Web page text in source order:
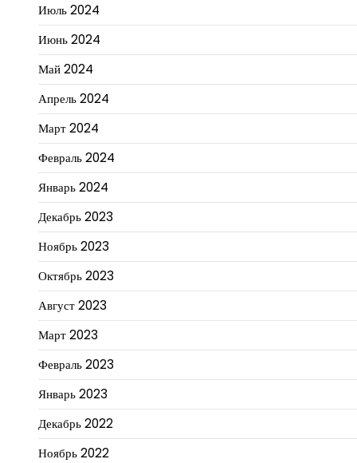
Июль 2024
Июнь 2024
Май 2024
Апрель 2024
Март 2024
Февраль 2024
Январь 2024
Декабрь 2023
Ноябрь 2023
Октябрь 2023
Август 2023
Март 2023
Февраль 2023
Январь 2023
Декабрь 2022
Ноябрь 2022